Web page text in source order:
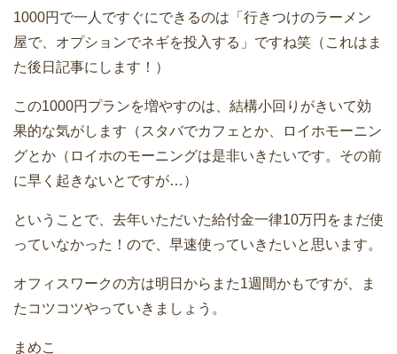
1000円で一人ですぐにできるのは「行きつけのラーメン
屋で、オプションでネギを投入する」ですね笑（これはま
た後日記事にします！）
この1000円プランを増やすのは、結構小回りがきいて効
果的な気がします（スタバでカフェとか、ロイホモーニン
グとか（ロイホのモーニングは是非いきたいです。その前
に早く起きないとですが…）
ということで、去年いただいた給付金一律10万円をまだ使
っていなかった！ので、早速使っていきたいと思います。
オフィスワークの方は明日からまた1週間かもですが、ま
たコツコツやっていきましょう。
まめこ